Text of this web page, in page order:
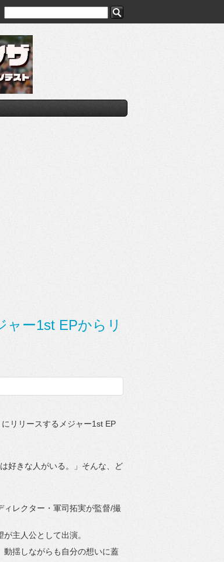
ー1st EPからリ
リリースするメジャー1st EP
好きな人がいる。」そんな、ど
ィレクター・軍司拓実が監督/撮
主人公として出演。
動揺しながらも自分の想いに蓋